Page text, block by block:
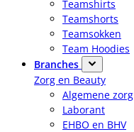
Teamshirts
Teamshorts
Teamsokken
Team Hoodies
Branches
Zorg en Beauty
Algemene zorg
Laborant
EHBO en BHV